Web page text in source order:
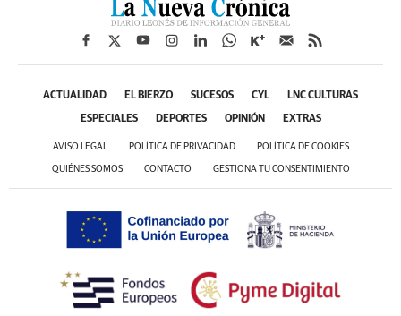
ACTUALIDAD EL BIERZO SUCESOS CYL LNC CULTURAS
ESPECIALES DEPORTES OPINIÓN EXTRAS
AVISO LEGAL POLÍTICA DE PRIVACIDAD POLÍTICA DE COOKIES
QUIÉNES SOMOS CONTACTO GESTIONA TU CONSENTIMIENTO